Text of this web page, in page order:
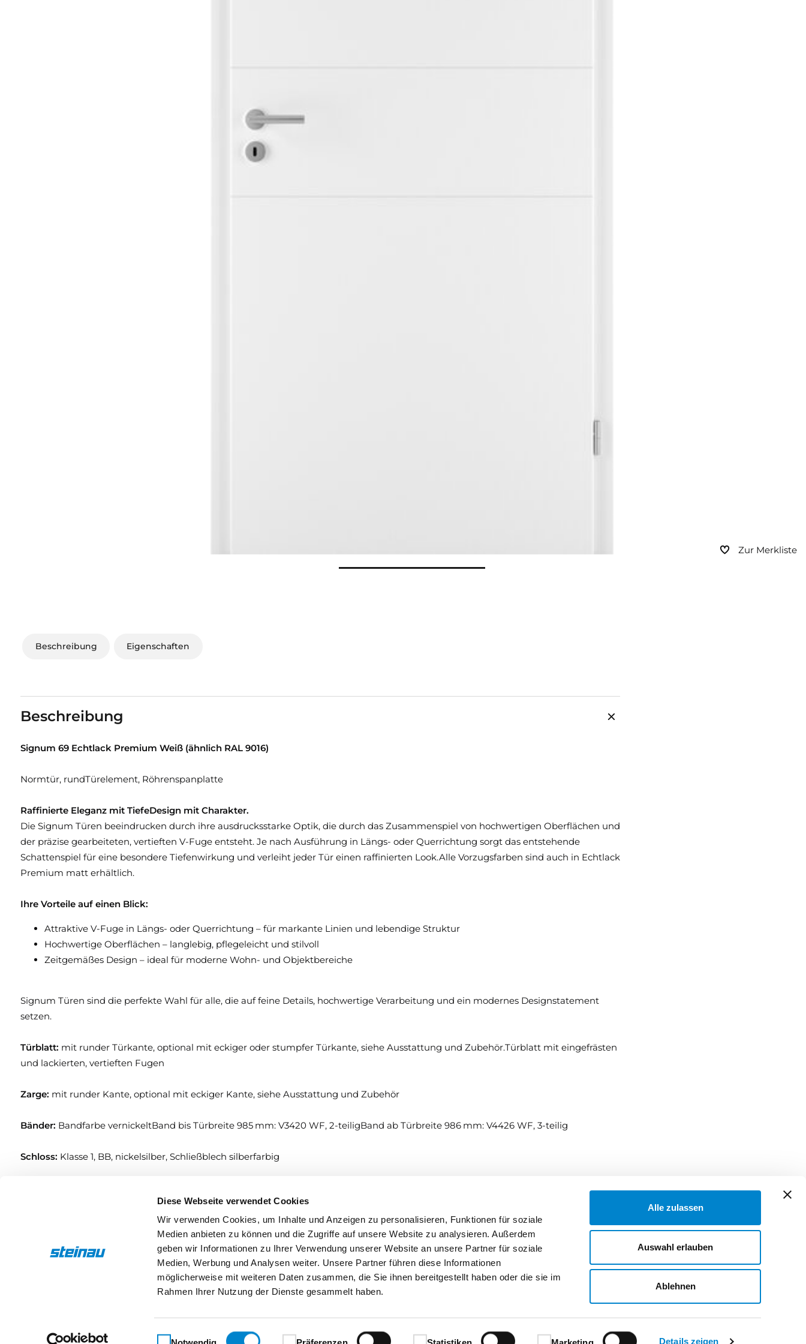
Diese Webseite verwendet Cookies
Wir verwenden Cookies, um Inhalte und Anzeigen zu personalisieren, Funktionen für soziale
Medien anbieten zu können und die Zugriffe auf unsere Website zu analysieren. Außerdem
geben wir Informationen zu Ihrer Verwendung unserer Website an unsere Partner für soziale
Medien, Werbung und Analysen weiter. Unsere Partner führen diese Informationen
möglicherweise mit weiteren Daten zusammen, die Sie ihnen bereitgestellt haben oder die sie im
Rahmen Ihrer Nutzung der Dienste gesammelt haben.
Einwilligungsauswahl
Details zeigen
Alle zulassen
Auswahl erlauben
Ablehnen
Zur Merkliste
Beschreibung Eigenschaften
Beschreibung
Signum 69 Echtlack Premium Weiß (ähnlich RAL 9016)
Normtür, rundTürelement, Röhrenspanplatte
Raffinierte Eleganz mit TiefeDesign mit Charakter.
Die Signum Türen beeindrucken durch ihre ausdrucksstarke Optik, die durch das Zusammenspiel von hochwertigen Oberflächen und
der präzise gearbeiteten, vertieften V-Fuge entsteht. Je nach Ausführung in Längs- oder Querrichtung sorgt das entstehende
Schattenspiel für eine besondere Tiefenwirkung und verleiht jeder Tür einen raffinierten Look.Alle Vorzugsfarben sind auch in Echtlack
Premium matt erhältlich.
Ihre Vorteile auf einen Blick:
Attraktive V-Fuge in Längs- oder Querrichtung – für markante Linien und lebendige Struktur
Hochwertige Oberflächen – langlebig, pflegeleicht und stilvoll
Zeitgemäßes Design – ideal für moderne Wohn- und Objektbereiche
Signum Türen sind die perfekte Wahl für alle, die auf feine Details, hochwertige Verarbeitung und ein modernes Designstatement
setzen.
Türblatt: mit runder Türkante, optional mit eckiger oder stumpfer Türkante, siehe Ausstattung und Zubehör.Türblatt mit eingefrästen
und lackierten, vertieften Fugen
Zarge: mit runder Kante, optional mit eckiger Kante, siehe Ausstattung und Zubehör
Bänder: Bandfarbe vernickeltBand bis Türbreite 985 mm: V3420 WF, 2-teiligBand ab Türbreite 986 mm: V4426 WF, 3-teilig
Schloss: Klasse 1, BB, nickelsilber, Schließblech silberfarbig
Türstärke:ca. 39,5 mm